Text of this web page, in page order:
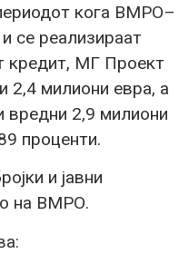
кога ВМРО–
се реализираат
кредит, МГ Проект
2,4 милиони евра, а
2,9 милиони
проценти.
и јавни
на ВМРО.